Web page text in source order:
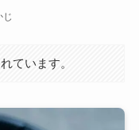
じ
ています。